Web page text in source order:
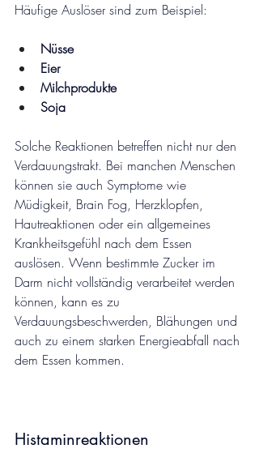
Häufige Auslöser sind zum Beispiel:
Nüsse
Eier
Milchprodukte
Soja
Solche Reaktionen betreffen nicht nur den
Verdauungstrakt. Bei manchen Menschen
können sie auch Symptome wie
Müdigkeit, Brain Fog, Herzklopfen,
Hautreaktionen oder ein allgemeines
Krankheitsgefühl nach dem Essen
auslösen. Wenn bestimmte Zucker im
Darm nicht vollständig verarbeitet werden
können, kann es zu
Verdauungsbeschwerden, Blähungen und
auch zu einem starken Energieabfall nach
dem Essen kommen.
Histaminreaktionen